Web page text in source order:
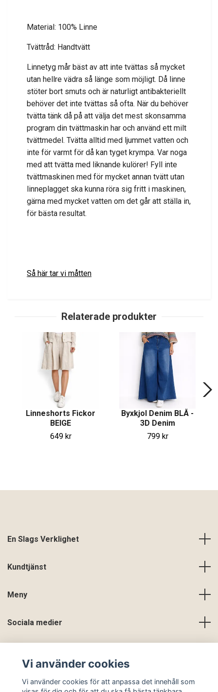
Material: 100% Linne
Tvättråd: Handtvätt
Linnetyg mår bäst av att inte tvättas så mycket
utan hellre vädra så länge som möjligt. Då linne
stöter bort smuts och är naturligt antibakteriellt
behöver det inte tvättas så ofta. När du behöver
tvätta tänk då på att välja det mest skonsamma
program din tvättmaskin har och använd ett milt
tvättmedel. Tvätta alltid med ljummet vatten och
inte för varmt för då kan tyget krympa. Var noga
med att tvätta med liknande kulörer! Fyll inte
tvättmaskinen med för mycket annan tvätt utan
linneplagget ska kunna röra sig fritt i maskinen,
gärna med mycket vatten om det går att ställa in,
för bästa resultat.
Så här tar vi måtten
Linneshorts Fickor
BEIGE
649 kr
Byxkjol Denim BLÅ -
3D Denim
799 kr
En Slags Verklighet
Kundtjänst
Meny
Sociala medier
Vi använder cookies
Vi använder cookies för att anpassa det innehåll som